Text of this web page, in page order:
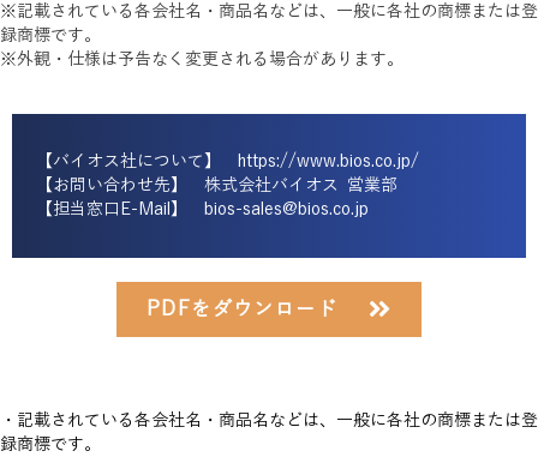
※記載されている各会社名・商品名などは、一般に各社の商標または登
録商標です。
※外観・仕様は予告なく変更される場合があります。
【バイオス社について】
https://www.bios.co.jp/
【お問い合わせ先】 株式会社バイオス 営業部
【担当窓口E-Mail】
bios-sales@bios.co.jp
PDFをダウンロード
・記載されている各会社名・商品名などは、一般に各社の商標または登
録商標です。